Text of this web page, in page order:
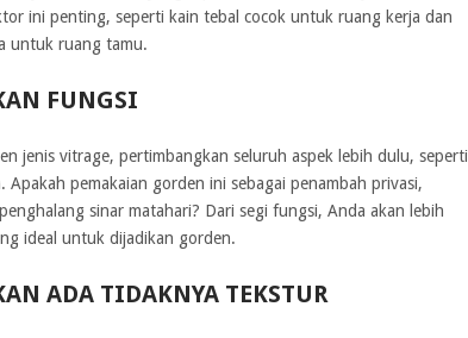
ini penting, seperti kain tebal cocok untuk ruang kerja dan
untuk ruang tamu.
FUNGSI
jenis vitrage, pertimbangkan seluruh aspek lebih dulu, seperti
pemakaian gorden ini sebagai penambah privasi,
sinar matahari? Dari segi fungsi, Anda akan lebih
ideal untuk dijadikan gorden.
ADA TIDAKNYA TEKSTUR